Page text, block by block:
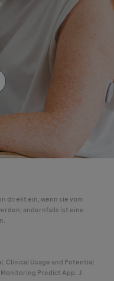
direkt ein, wenn sie vom
andernfalls ist eine
Clinical Usage and Potential
Predict App. J